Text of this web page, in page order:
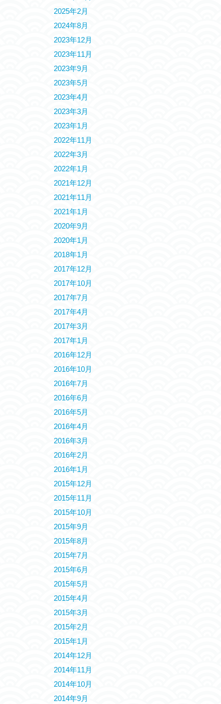
2025年2月
2024年8月
2023年12月
2023年11月
2023年9月
2023年5月
2023年4月
2023年3月
2023年1月
2022年11月
2022年3月
2022年1月
2021年12月
2021年11月
2021年1月
2020年9月
2020年1月
2018年1月
2017年12月
2017年10月
2017年7月
2017年4月
2017年3月
2017年1月
2016年12月
2016年10月
2016年7月
2016年6月
2016年5月
2016年4月
2016年3月
2016年2月
2016年1月
2015年12月
2015年11月
2015年10月
2015年9月
2015年8月
2015年7月
2015年6月
2015年5月
2015年4月
2015年3月
2015年2月
2015年1月
2014年12月
2014年11月
2014年10月
2014年9月